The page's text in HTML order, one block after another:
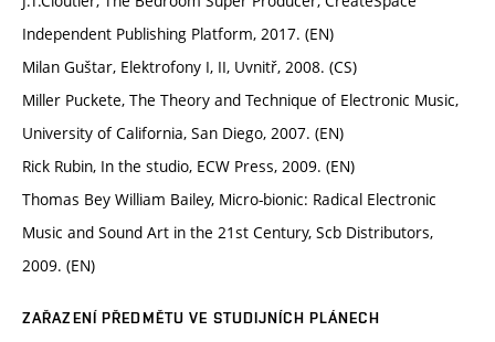
Independent Publishing Platform, 2017. (EN)
Milan Guštar, Elektrofony I, II, Uvnitř, 2008. (CS)
Miller Puckete, The Theory and Technique of Electronic Music,
University of California, San Diego, 2007. (EN)
Rick Rubin, In the studio, ECW Press, 2009. (EN)
Thomas Bey William Bailey, Micro-bionic: Radical Electronic
Music and Sound Art in the 21st Century, Scb Distributors,
2009. (EN)
ZAŘAZENÍ PŘEDMĚTU VE STUDIJNÍCH PLÁNECH